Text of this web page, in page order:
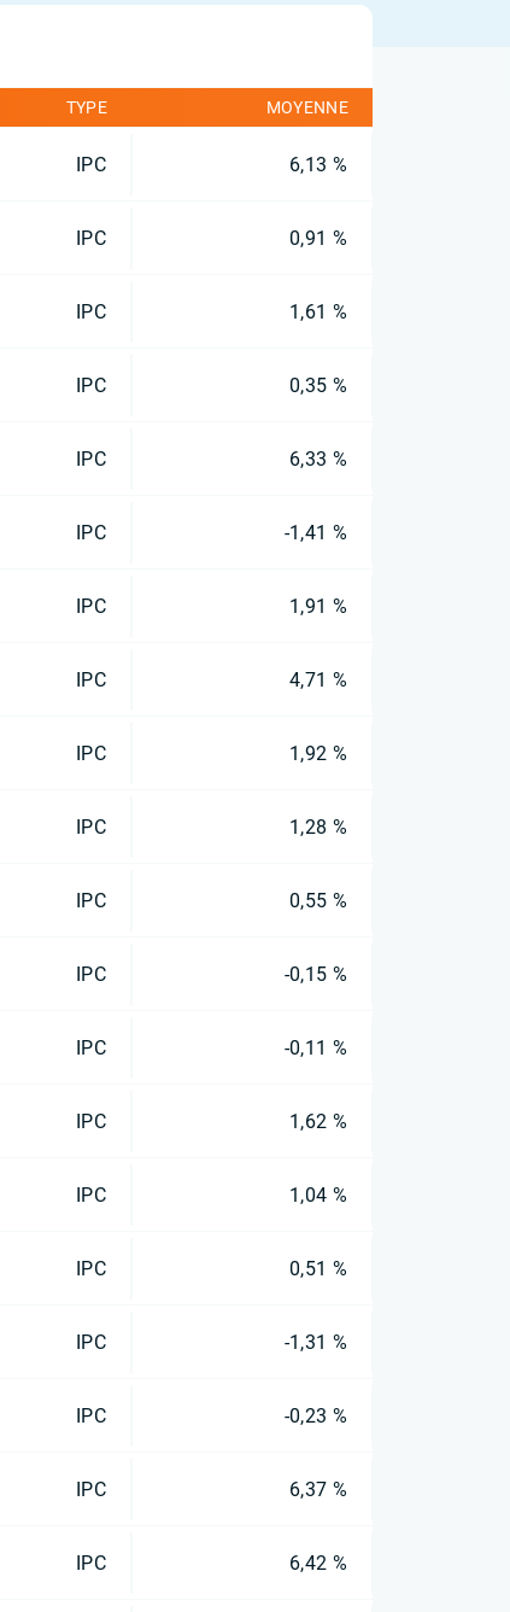
TYPE MOYENNE
IPC 6,13 %
IPC 0,91 %
IPC 1,61 %
IPC 0,35 %
IPC 6,33 %
IPC -1,41 %
IPC 1,91 %
IPC 4,71 %
IPC 1,92 %
IPC 1,28 %
IPC 0,55 %
IPC -0,15 %
IPC -0,11 %
IPC 1,62 %
IPC 1,04 %
IPC 0,51 %
IPC -1,31 %
IPC -0,23 %
IPC 6,37 %
IPC 6,42 %